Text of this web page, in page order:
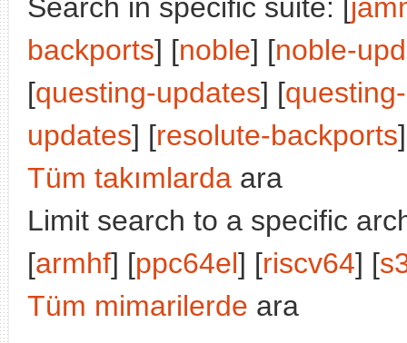
Search in specific suite: [
backports] [noble] [noble-
[questing-updates] [
updates] [resolute-backports
Tüm takımlarda ara
Limit search to a specific
[armhf] [ppc64el] [riscv64] [
Tüm mimarilerde ara